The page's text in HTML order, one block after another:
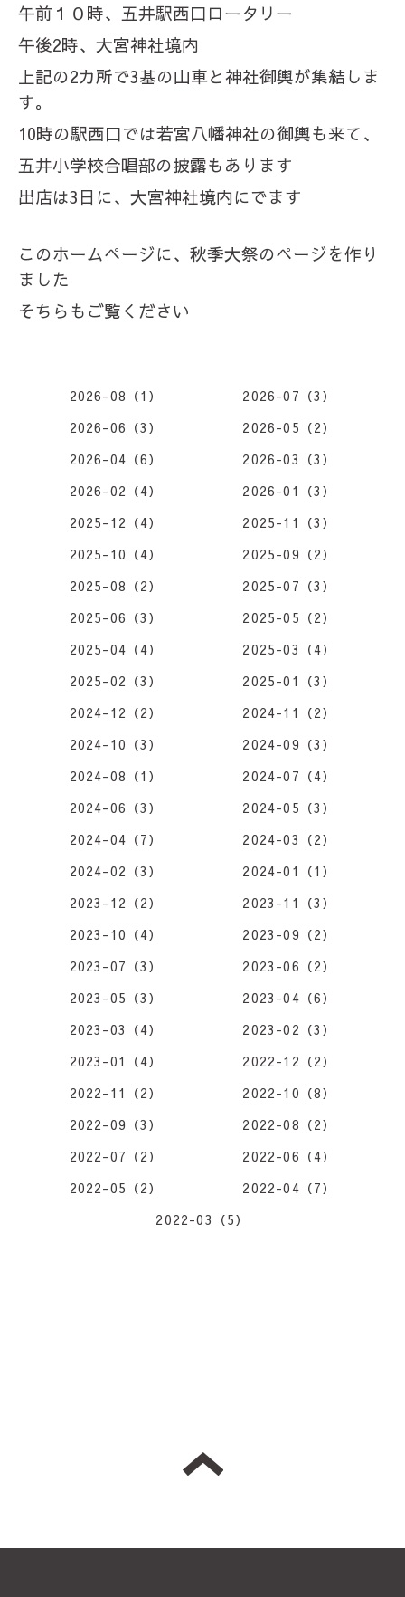
午前１０時、五井駅西口ロータリー
午後2時、大宮神社境内
上記の2カ所で3基の山車と神社御輿が集結しま
す。
10時の駅西口では若宮八幡神社の御輿も来て、
五井小学校合唱部の披露もあります
出店は3日に、大宮神社境内にでます
このホームページに、秋季大祭のページを作り
ました
そちらもご覧ください
2026-08（1）
2026-07（3）
2026-06（3）
2026-05（2）
2026-04（6）
2026-03（3）
2026-02（4）
2026-01（3）
2025-12（4）
2025-11（3）
2025-10（4）
2025-09（2）
2025-08（2）
2025-07（3）
2025-06（3）
2025-05（2）
2025-04（4）
2025-03（4）
2025-02（3）
2025-01（3）
2024-12（2）
2024-11（2）
2024-10（3）
2024-09（3）
2024-08（1）
2024-07（4）
2024-06（3）
2024-05（3）
2024-04（7）
2024-03（2）
2024-02（3）
2024-01（1）
2023-12（2）
2023-11（3）
2023-10（4）
2023-09（2）
2023-07（3）
2023-06（2）
2023-05（3）
2023-04（6）
2023-03（4）
2023-02（3）
2023-01（4）
2022-12（2）
2022-11（2）
2022-10（8）
2022-09（3）
2022-08（2）
2022-07（2）
2022-06（4）
2022-05（2）
2022-04（7）
2022-03（5）